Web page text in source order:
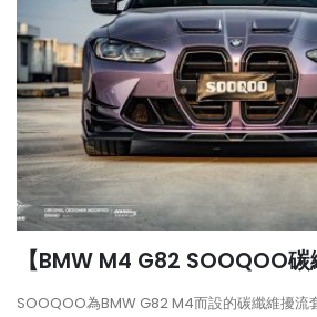
【BMW M4 G82 SOOQOO碳
SOOQOO為BMW G82 M4而設的碳纖維擾流